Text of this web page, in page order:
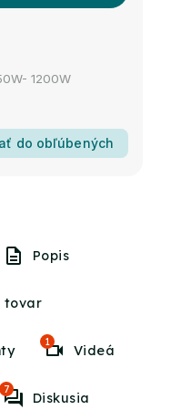
1200W
do obľúbených
Popis
1
Videá
7
Diskusia